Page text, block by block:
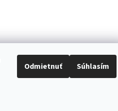
Odmietnuť Súhlasím